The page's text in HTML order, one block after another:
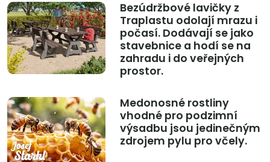
Bezúdržbové lavičky z
Traplastu odolají mrazu i
počasí. Dodávají se jako
stavebnice a hodí se na
zahradu i do veřejných
prostor.
Medonosné rostliny
vhodné pro podzimní
výsadbu jsou jedinečným
zdrojem pylu pro včely.